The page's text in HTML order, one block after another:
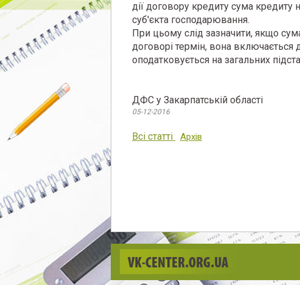
дії договору кредиту сума
суб'єкта господарювання.
При цьому слід зазначити, якщо
договорі термін, вона включається
оподатковується на загальних
ДФС у Закарпатській області
05-12-2016
Всі статті Архів
VK-CENTER.ORG.UA